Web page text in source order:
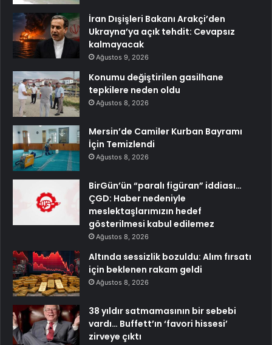
İran Dışişleri Bakanı Arakçi’den
Ukrayna’ya açık tehdit: Cevapsız
kalmayacak
Ağustos 9, 2026
Konumu değiştirilen gasilhane
tepkilere neden oldu
Ağustos 8, 2026
Mersin’de Camiler Kurban Bayramı
İçin Temizlendi
Ağustos 8, 2026
BirGün’ün “paralı figüran” iddiası…
ÇGD: Haber nedeniyle
meslektaşlarımızın hedef
gösterilmesi kabul edilemez
Ağustos 8, 2026
Altında sessizlik bozuldu: Alım fırsatı
için beklenen rakam geldi
Ağustos 8, 2026
38 yıldır satmamasının bir sebebi
vardı… Buffett’ın ‘favori hissesi’
zirveye çıktı